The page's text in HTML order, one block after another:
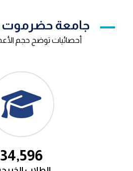
جامعة حضرموت
أحصائيات توضح حجم
38,476